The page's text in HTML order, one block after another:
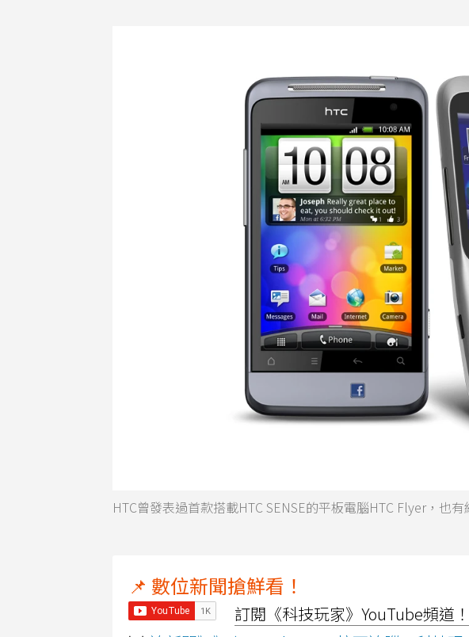
HTC曾發表過首款搭載HTC SENSE的平板電腦HTC Flyer，也
📌 數位新聞搶鮮看！
訂閱《科技玩家》YouTube頻道！